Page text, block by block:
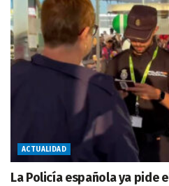
ACTUALIDAD
La Policía española ya pide